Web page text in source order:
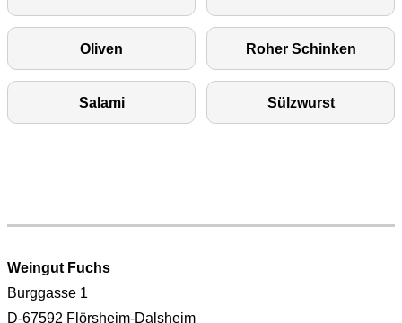
Oliven Roher Schinken
Salami Sülzwurst
Weingut Fuchs
Burggasse 1
D-67592 Flörsheim-Dalsheim